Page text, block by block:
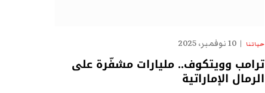
حياتنا 10 نوفمبر، 2025
ترامب وويتكوف.. مليارات مشفّرة على
الرمال الإماراتية